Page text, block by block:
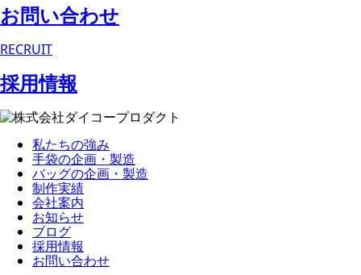
お問い合わせ
RECRUIT
採用情報
私たちの強み
手袋の企画・製造
バッグの企画・製造
制作実績
会社案内
お知らせ
ブログ
採用情報
お問い合わせ